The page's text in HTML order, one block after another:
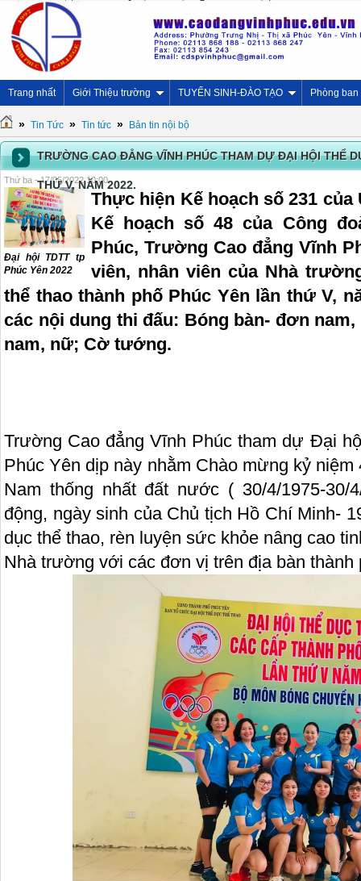
Trang nhất Giới Thiệu trường TUYỂN SINH-ĐÀO TẠO Phòng ban
» Tin Tức » Tin tức » Bản tin nội bộ
TRƯỜNG CAO ĐẲNG VĨNH PHÚC THAM DỰ ĐẠI HỘI THỂ
THỨ V, NĂM 2022.
Thứ ba - 17/05/2022 10:00
Đại hội TDTT tp
Phúc Yên 2022
Thực hiện Kế hoạch số 231
Kế hoạch số 48 của Công
Phúc, Trường Cao đẳng Vĩnh
viên, nhân viên của Nhà
thể thao thành phố Phúc Yên lần thứ V,
các nội dung thi đấu: Bóng bàn- đơn
nam, nữ; Cờ tướng.
Trường Cao đẳng Vĩnh Phúc tham dự Đại
Phúc Yên dịp này nhằm Chào mừng kỷ
Nam thống nhất đất nước ( 30/4/1975-30/
động, ngày sinh của Chủ tịch Hồ Chí Minh-
dục thể thao, rèn luyện sức khỏe nâng cao
Nhà trường với các đơn vị trên địa bàn thành